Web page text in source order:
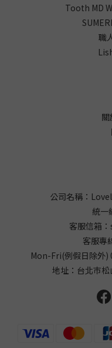
Tooth MD
職
公司名稱：
統一
客服信箱：
客服專
Mon-Fri(例假日除外)
地址：台北巿